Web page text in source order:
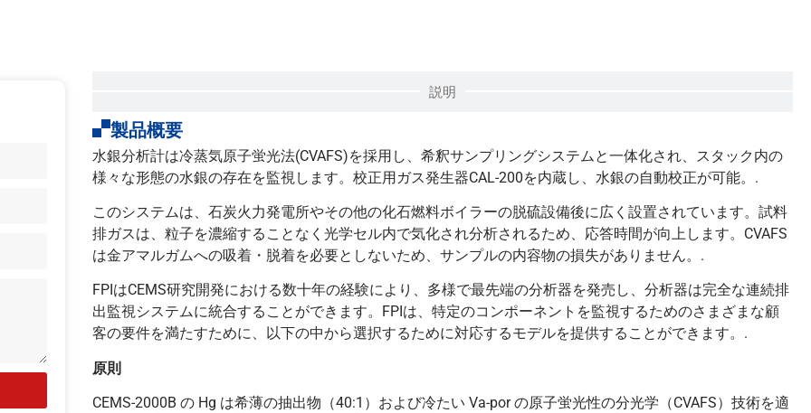
説明
製品概要
水銀分析計は冷蒸気原子蛍光法(CVAFS)を採用し、希釈サンプリングシステムと一体化され、スタック内の
様々な形態の水銀の存在を監視します。校正用ガス発生器CAL-200を内蔵し、水銀の自動校正が可能。.
このシステムは、石炭火力発電所やその他の化石燃料ボイラーの脱硫設備後に広く設置されています。試料
排ガスは、粒子を濃縮することなく光学セル内で気化され分析されるため、応答時間が向上します。CVAFS
は金アマルガムへの吸着・脱着を必要としないため、サンプルの内容物の損失がありません。.
FPIはCEMS研究開発における数十年の経験により、多様で最先端の分析器を発売し、分析器は完全な連続排
出監視システムに統合することができます。FPIは、特定のコンポーネントを監視するためのさまざまな顧
客の要件を満たすために、以下の中から選択するために対応するモデルを提供することができます。.
原則
CEMS-2000B の Hg は希薄の抽出物（40:1）および冷たい Va-por の原子蛍光性の分光学（CVAFS）技術を適